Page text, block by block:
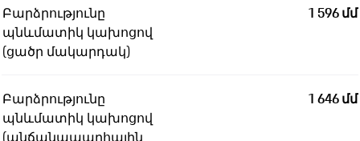
Բարձրությունը
պնևմատիկ կախոցով
(ցածր մակարդակ)
1 596 մմ
Բարձրությունը
պնևմատիկ կախոցով
(անճանապարհային
1 646 մմ